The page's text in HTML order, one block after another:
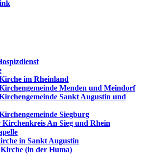
im Rheinland
Menden und Meindorf
Sankt Augustin und
Siegburg
Kirchenkreis An Sieg und Rhein
in Sankt Augustin
(in der Huma)